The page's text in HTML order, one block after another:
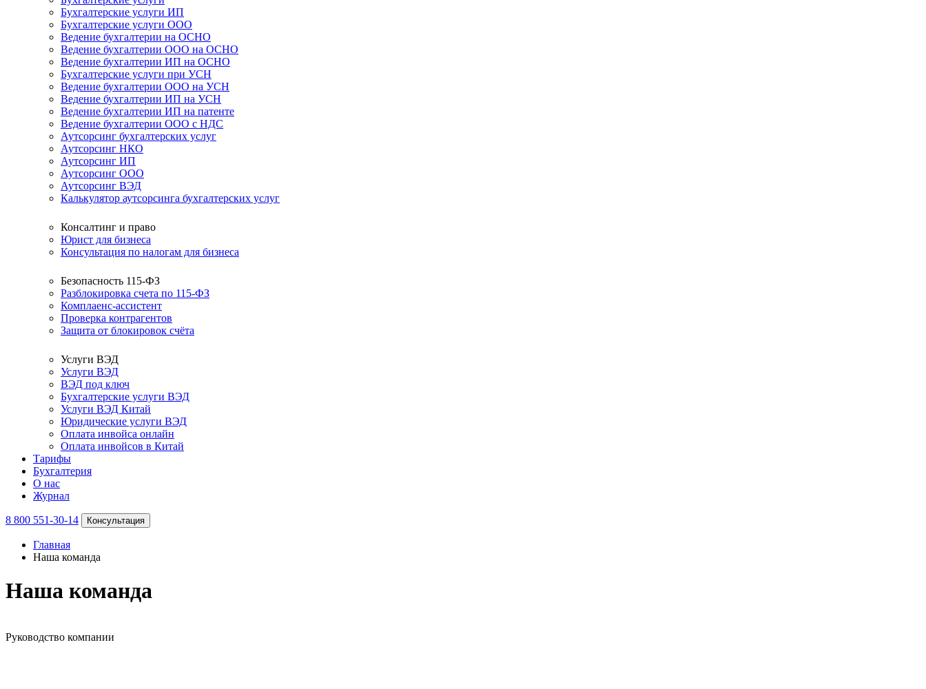
Бухгалтерские услуги ИП
Бухгалтерские услуги ООО
Ведение бухгалтерии на ОСНО
Ведение бухгалтерии ООО на ОСНО
Ведение бухгалтерии ИП на ОСНО
Бухгалтерские услуги при УСН
Ведение бухгалтерии ООО на УСН
Ведение бухгалтерии ИП на УСН
Ведение бухгалтерии ИП на патенте
Ведение бухгалтерии ООО с НДС
Аутсорсинг бухгалтерских услуг
Аутсорсинг НКО
Аутсорсинг ИП
Аутсорсинг ООО
Аутсорсинг ВЭД
Калькулятор аутсорсинга бухгалтерских услуг
Консалтинг и право
Юрист для бизнеса
Консультация по налогам для бизнеса
Безопасность 115-ФЗ
Разблокировка счета по 115-ФЗ
Комплаенс-ассистент
Проверка контрагентов
Защита от блокировок счёта
Услуги ВЭД
Услуги ВЭД
ВЭД под ключ
Бухгалтерские услуги ВЭД
Услуги ВЭД Китай
Юридические услуги ВЭД
Оплата инвойса онлайн
Оплата инвойсов в Китай
Тарифы
Бухгалтерия
О нас
Журнал
8 800 551-30-14 Консультация
Главная
Наша команда
Наша команда
Руководство компании